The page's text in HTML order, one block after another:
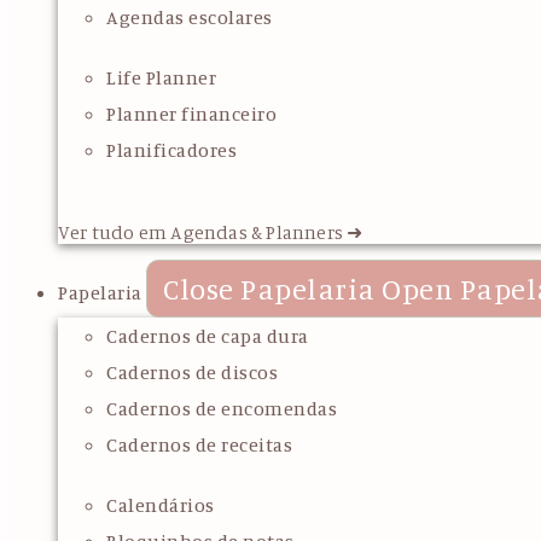
Agendas escolares
Life Planner
Planner financeiro
Planificadores
Ver tudo em Agendas & Planners ➜
Papelaria Close Papelaria Open
Cadernos de capa dura
Cadernos de discos
Cadernos de encomendas
Cadernos de receitas
Calendários